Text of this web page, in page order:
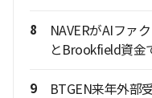
8
NAVERがAIファ
とBrookfield資金
9
BTGEN来年外部